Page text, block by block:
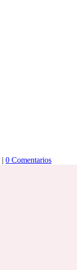
| 0 Comentarios